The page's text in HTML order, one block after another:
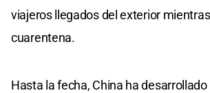
viajeros llegados del exterior
cuarentena.
Hasta la fecha, China ha